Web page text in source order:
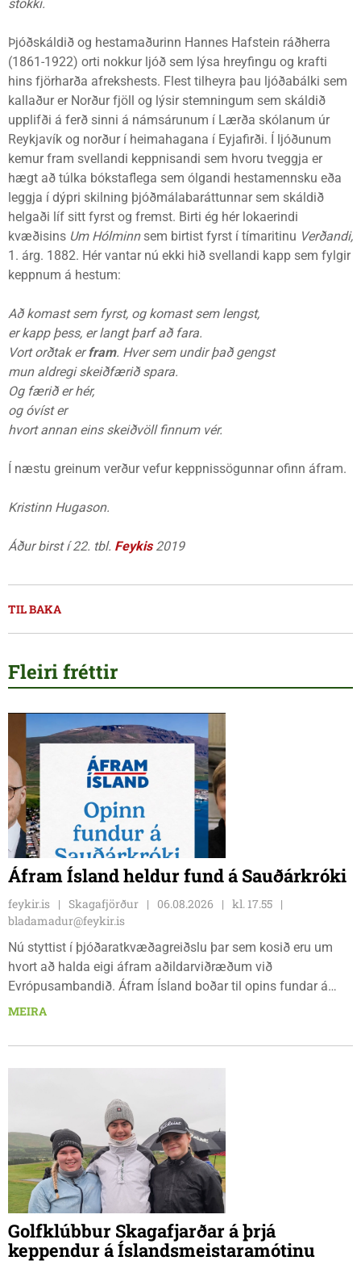
stökki.
Þjóðskáldið og hestamaðurinn Hannes Hafstein ráðherra
(1861-1922) orti nokkur ljóð sem lýsa hreyfingu og krafti
hins fjörharða afrekshests. Flest tilheyra þau ljóðabálki sem
kallaður er Norður fjöll og lýsir stemningum sem skáldið
upplifði á ferð sinni á námsárunum í Lærða skólanum úr
Reykjavík og norður í heimahagana í Eyjafirði. Í ljóðunum
kemur fram svellandi keppnisandi sem hvoru tveggja er
hægt að túlka bókstaflega sem ólgandi hestamennsku eða
leggja í dýpri skilning þjóðmálabaráttunnar sem skáldið
helgaði líf sitt fyrst og fremst. Birti ég hér lokaerindi
kvæðisins Um Hólminn sem birtist fyrst í tímaritinu Verðandi,
1. árg. 1882. Hér vantar nú ekki hið svellandi kapp sem fylgir
keppnum á hestum:
Að komast sem fyrst, og komast sem lengst,
er kapp þess, er langt þarf að fara.
Vort orðtak er fram. Hver sem undir það gengst
mun aldregi skeiðfærið spara.
Og færið er hér,
og óvíst er
hvort annan eins skeiðvöll finnum vér.
Í næstu greinum verður vefur keppnissögunnar ofinn áfram.
Kristinn Hugason.
Áður birst í 22. tbl. Feykis2019
TIL BAKA
Fleiri fréttir
Áfram Ísland heldur fund á Sauðárkróki
feykir.is Skagafjörður 06.08.2026
kl. 17.55
bladamadur@feykir.is
Nú styttist í þjóðaratkvæðagreiðslu þar sem kosið eru um
hvort að halda eigi áfram aðildarviðræðum við
Evrópusambandið. Áfram Ísland boðar til opins fundar á
Frímúrarasalnum Borgarmýri 1 á Sauðarkróki, laugardaginn
nauðsynleg.
MEIRA
Golfklúbbur Skagafjarðar á þrjá
keppendur á Íslandsmeistaramótinu